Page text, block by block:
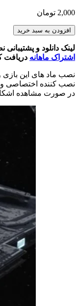
2,000 تومان
Star
Wars
Sith
Empire
Ships
4.4
NSC3
Edition
عدد
افزودن به سبد خرید
لینک دانلود و
اشتراک ماهانه دریافت
نصب کننده اختصاصی
در صورت مشاهده اشکال